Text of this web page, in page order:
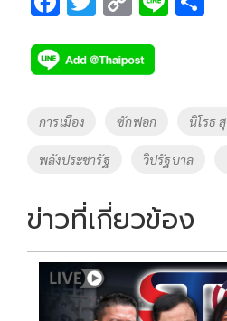
e
b
o
o
k
tt
er
p
y
Li
n
k
Tags
การเมือง ซักฟอก นิโรธ
พลังประชารัฐ วิปรัฐบาล
ข่าวที่เกี่ยวข้อง